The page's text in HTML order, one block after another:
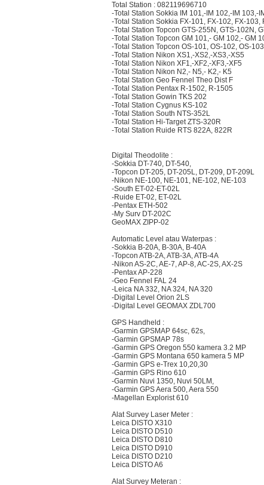
Total Station : 082119696710
-Total Station Sokkia IM 101,-IM 102,-IM 103,-
-Total Station Sokkia FX-101, FX-102, FX-103,
-Total Station Topcon GTS-255N, GTS-102N,
-Total Station Topcon GM 101,- GM 102,- GM
-Total Station Topcon OS-101, OS-102, OS-
-Total Station Nikon XS1,-XS2,-XS3,-XS5
-Total Station Nikon XF1,-XF2,-XF3,-XF5
-Total Station Nikon N2,- N5,- K2,- K5
-Total Station Geo Fennel Theo Dist F
-Total Station Pentax R-1502, R-1505
-Total Station Gowin TKS 202
-Total Station Cygnus KS-102
-Total Station South NTS-352L
-Total Station Hi-Target ZTS-320R
-Total Station Ruide RTS 822A, 822R
Digital Theodolite :
-Sokkia DT-740, DT-540,
-Topcon DT-205, DT-205L, DT-209, DT-209L
-Nikon NE-100, NE-101, NE-102, NE-103
-South ET-02-ET-02L
-Ruide ET-02, ET-02L
-Pentax ETH-502
-My Surv DT-202C
GeoMAX ZIPP-02
Automatic Level atau Waterpas :
-Sokkia B-20A, B-30A, B-40A
-Topcon ATB-2A, ATB-3A, ATB-4A
-Nikon AS-2C, AE-7, AP-8, AC-2S, AX-2S
-Pentax AP-228
-Geo Fennel FAL 24
-Leica NA 332, NA 324, NA 320
-Digital Level Orion 2LS
-Digital Level GEOMAX ZDL700
GPS Handheld :
-Garmin GPSMAP 64sc, 62s,
-Garmin GPSMAP 78s
-Garmin GPS Oregon 550 kamera 3.2 MP
-Garmin GPS Montana 650 kamera 5 MP
-Garmin GPS e-Trex 10,20,30
-Garmin GPS Rino 610
-Garmin Nuvi 1350, Nuvi 50LM,
-Garmin GPS Aera 500, Aera 550
-Magellan Explorist 610
Alat Survey Laser Meter :
Leica DISTO X310
Leica DISTO D510
Leica DISTO D810
Leica DISTO D910
Leica DISTO D210
Leica DISTO A6
Alat Survey Meteran :